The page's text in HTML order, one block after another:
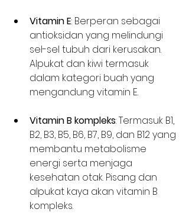
Vitamin E: Berperan sebagai
antioksidan yang melindungi
sel-sel tubuh dari kerusakan.
Alpukat dan kiwi termasuk
dalam kategori buah yang
mengandung vitamin E.
Vitamin B kompleks: Termasuk B1,
B2, B3, B5, B6, B7, B9, dan B12 yang
membantu metabolisme
energi serta menjaga
kesehatan otak. Pisang dan
alpukat kaya akan vitamin B
kompleks.